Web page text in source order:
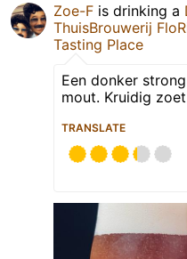
Zoe-F is drinking a
ThuisBrouwerij
Tasting Place
Een donker
mout. Kruidig
TRANSLATE